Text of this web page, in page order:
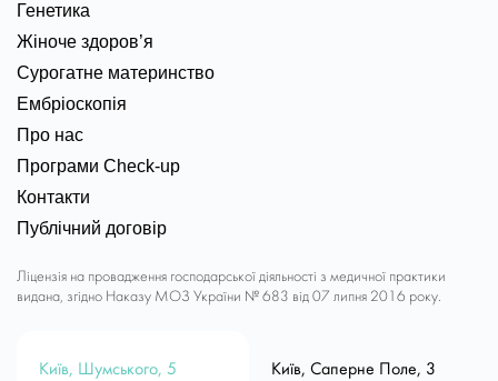
Генетика
Жіноче здоров’я
Сурогатне материнство
Ембріоскопія
Про нас
Програми Check-up
Контакти
Публічний договір
Ліцензія на провадження господарської діяльності з медичної практики
видана, згідно Наказу МОЗ України № 683 від 07 липня 2016 року.
Київ, Шумського, 5 Київ, Саперне Поле, 3